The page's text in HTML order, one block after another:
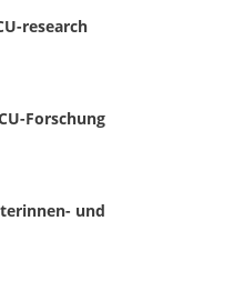
research
Forschung
und